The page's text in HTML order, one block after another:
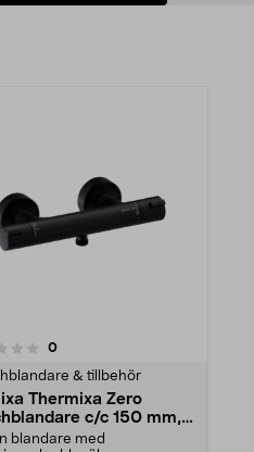
0recensioner
& tillbehör
Thermixa Zero
c/c 150 mm,
blandare med